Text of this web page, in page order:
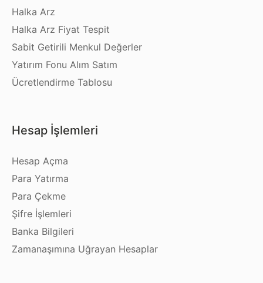
Halka Arz
Halka Arz Fiyat Tespit
Sabit Getirili Menkul Değerler
Yatırım Fonu Alım Satım
Ücretlendirme Tablosu
Hesap İşlemleri
Hesap Açma
Para Yatırma
Para Çekme
Şifre İşlemleri
Banka Bilgileri
Zamanaşımına Uğrayan Hesaplar